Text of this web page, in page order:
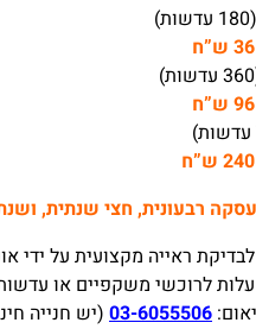
רבעונית, חצי שנתית, ושנתית
ראייה מקצועית על ידי
לרוכשי משקפיים או
03-6055506 (יש חנייה